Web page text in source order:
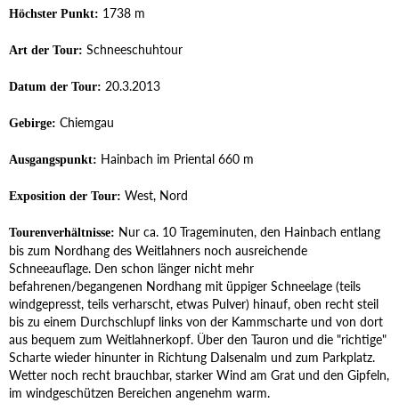
Höchster Punkt: 1738 m
Art der Tour: Schneeschuhtour
Datum der Tour: 20.3.2013
Gebirge: Chiemgau
Ausgangspunkt: Hainbach im Priental 660 m
Exposition der Tour: West, Nord
Tourenverhältnisse: Nur ca. 10 Trageminuten, den Hainbach entlang
bis zum Nordhang des Weitlahners noch ausreichende
Schneeauflage. Den schon länger nicht mehr
befahrenen/begangenen Nordhang mit üppiger Schneelage (teils
windgepresst, teils verharscht, etwas Pulver) hinauf, oben recht steil
bis zu einem Durchschlupf links von der Kammscharte und von dort
aus bequem zum Weitlahnerkopf. Über den Tauron und die "richtige"
Scharte wieder hinunter in Richtung Dalsenalm und zum Parkplatz.
Wetter noch recht brauchbar, starker Wind am Grat und den Gipfeln,
im windgeschützen Bereichen angenehm warm.